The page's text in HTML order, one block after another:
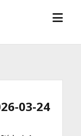
open
03-24